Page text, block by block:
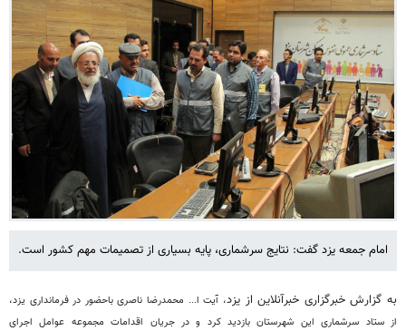
امام جمعه یزد گفت: نتایج سرشماری، پایه بسیاری از تصمیمات مهم کشور است.
به گزارش خبرگزاری خبرآنلاین از یزد، آیت ا... محمدرضا ناصری باحضور در فرمانداری یزد،
از ستاد سرشماری این شهرستان بازدید کرد و در جریان اقدامات مجموعه عوامل اجرای